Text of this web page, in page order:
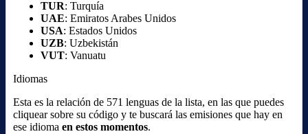
TUR: Turquía
UAE: Emiratos Arabes Unidos
USA: Estados Unidos
UZB: Uzbekistán
VUT: Vanuatu
Idiomas
Esta es la relación de 571 lenguas de la lista, en las que puedes
cliquear sobre su código y te buscará las emisiones que hay en
ese idioma en estos momentos.